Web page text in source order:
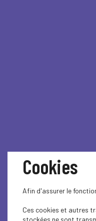
Cookies
Afin d'assurer le
Ces cookies et autres
stockées ne sont